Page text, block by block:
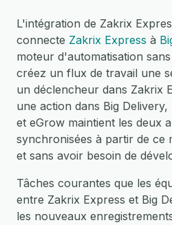
L'intégration de Zakrix
connecte Zakrix Express à
moteur d'automatisation
créez un flux de travail une
un déclencheur dans Zakrix
une action dans Big
et eGrow maintient les deux
synchronisées à partir de ce
et sans avoir besoin de
Tâches courantes que les
entre Zakrix Express et Big
les nouveaux